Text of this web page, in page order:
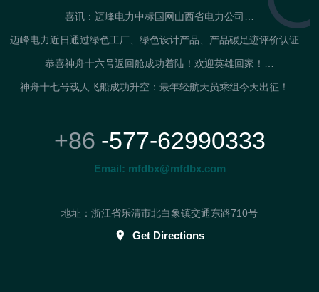
喜讯：迈峰电力中标国网山西省电力公司…
迈峰电力近日通过绿色工厂、绿色设计产品、产品碳足迹评价认证…
恭喜神舟十六号返回舱成功着陆！欢迎英雄回家！…
神舟十七号载人飞船成功升空：最年轻航天员乘组今天出征！…
+86 -577-62990333
Email: mfdbx@mfdbx.com
地址：浙江省乐清市北白象镇交通东路710号
Get Directions